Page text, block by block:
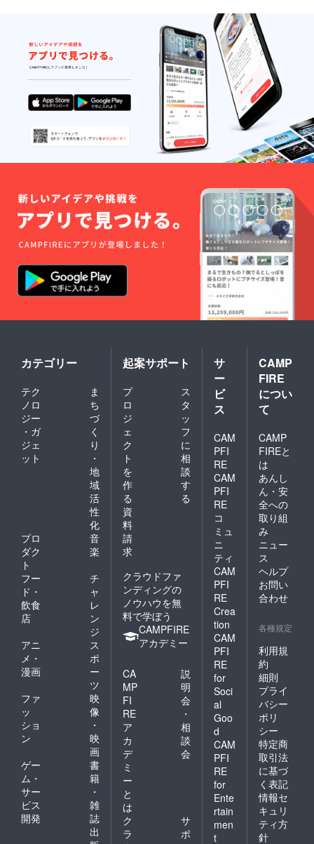
項を知
り得た
場合は
口外禁
止とし
てくだ
さい。
基本撮
影配信
は自由
です
カテゴリー
テク
ノロ
ジー
・ガ
ジェ
ット
ま
ち
づ
く
り
・
地
域
活
性
化
プロ
ダク
ト
音
楽
フー
ド・
飲食
店
チ
ャ
レ
ン
ジ
アニ
メ・
漫画
ス
ポ
ー
ツ
ファ
ッ
ショ
ン
映
像
・
映
画
ゲー
ム・
サー
ビス
開発
書
籍
・
雑
誌
出
起案サポート
プ
ロ
ジ
ェ
ク
ト
を
作
る
ス
タ
ッ
フ
に
相
談
す
る
資
料
請
求
クラウドファ
ンディングの
ノウハウを無
料で学ぼう
CAMPFIRE
アカデミー
CA
MP
FI
RE
ア
カ
デ
ミ
ー
と
は
説
明
会
・
相
談
会
ク
ラ
サ
ポ
サ
ー
ビ
ス
CAM
PFI
RE
CAM
PFI
RE
コ
ミュ
ニ
ティ
CAM
PFI
RE
Crea
tion
CAM
PFI
RE
for
Soci
al
Goo
d
CAM
PFI
RE
for
Ente
rtain
men
t
CAMP
FIRE
につい
て
CAMP
FIREと
は
あんし
ん・安
全への
取り組
み
ニュー
ス
ヘルプ
お問い
合わせ
各種規定
利用規
約
細則
プライ
バシー
ポリ
シー
特定商
取引法
に基づ
く表記
情報セ
キュリ
ティ方
針